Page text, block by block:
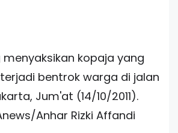
menyaksikan kopaja yang
bentrok warga di jalan
Jum'at (14/10/2011).
Anhar Rizki Affandi